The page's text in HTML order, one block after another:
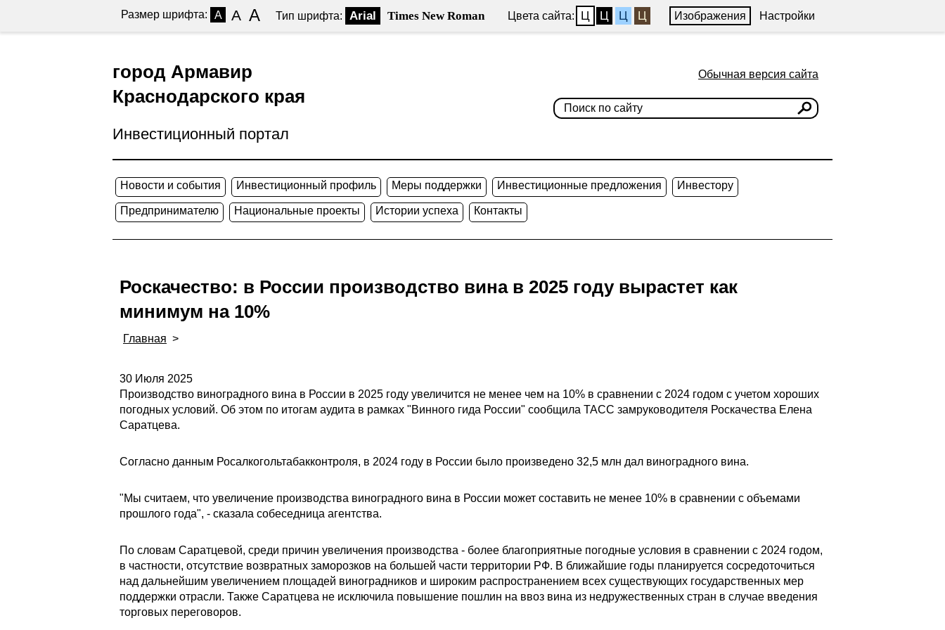
Размер шрифта: A A A Тип шрифта: Arial Times New Roman Цвета сайта: Ц Ц Ц Ц Изображения Настройки
город Армавир
Краснодарского края
Инвестиционный портал
Обычная версия сайта
Новости и события Инвестиционный профиль Меры поддержки Инвестиционные предложения Инвестору
Предпринимателю Национальные проекты Истории успеха Контакты
Роскачество: в России производство вина в 2025 году вырастет как
минимум на 10%
Главная >
30 Июля 2025
Производство виноградного вина в России в 2025 году увеличится не менее чем на 10% в сравнении с 2024 годом с учетом хороших
погодных условий. Об этом по итогам аудита в рамках "Винного гида России" сообщила ТАСС замруководителя Роскачества Елена
Саратцева.
Согласно данным Росалкогольтабакконтроля, в 2024 году в России было произведено 32,5 млн дал виноградного вина.
"Мы считаем, что увеличение производства виноградного вина в России может составить не менее 10% в сравнении с объемами
прошлого года", - сказала собеседница агентства.
По словам Саратцевой, среди причин увеличения производства - более благоприятные погодные условия в сравнении с 2024 годом,
в частности, отсутствие возвратных заморозков на большей части территории РФ. В ближайшие годы планируется сосредоточиться
над дальнейшим увеличением площадей виноградников и широким распространением всех существующих государственных мер
поддержки отрасли. Также Саратцева не исключила повышение пошлин на ввоз вина из недружественных стран в случае введения
торговых переговоров.